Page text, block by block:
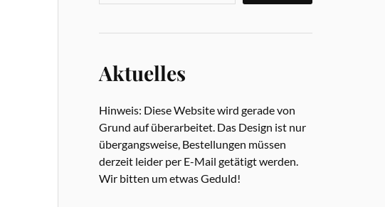
Aktuelles
Hinweis: Diese Website wird gerade von
Grund auf überarbeitet. Das Design ist nur
übergangsweise, Bestellungen müssen
derzeit leider per E-Mail getätigt werden.
Wir bitten um etwas Geduld!